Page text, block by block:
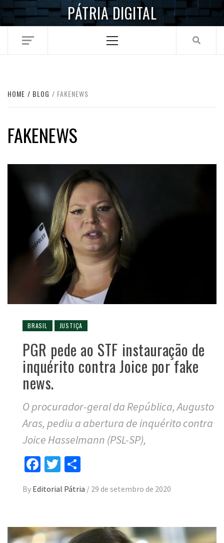
Skip
PÁTRIA DIGITAL
Menu
HOME BLOG FAKENEWS
FAKENEWS
BRASIL JUSTIÇA
PGR pede ao STF instauração de
inquérito contra Joice por fake
news.
O procurador-geral da República, Augusto
Aras, pediu a abertura de inquérito contra
Joice Hasselmann (PSL-SP),
Facebook
Twitter
By Editorial Pátria / 29 de setembro de 2020